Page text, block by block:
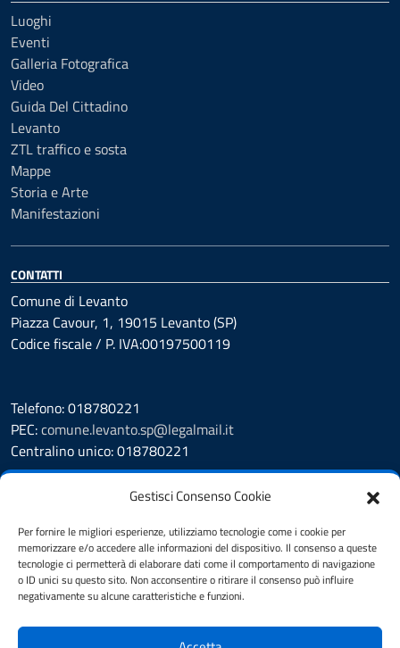
Gestisci Consenso Cookie
Per fornire le migliori esperienze, utilizziamo tecnologie come i cookie per
memorizzare e/o accedere alle informazioni del dispositivo. Il consenso a queste
tecnologie ci permetterà di elaborare dati come il comportamento di navigazione
o ID unici su questo sito. Non acconsentire o ritirare il consenso può influire
negativamente su alcune caratteristiche e funzioni.
Luoghi
Eventi
Galleria Fotografica
Video
Guida Del Cittadino
Levanto
ZTL traffico e sosta
Mappe
Storia e Arte
Manifestazioni
CONTATTI
Comune di Levanto
Piazza Cavour, 1, 19015 Levanto (SP)
Codice fiscale / P. IVA:00197500119
Telefono: 018780221
PEC:comune.levanto.sp@legalmail.it
Centralino unico: 018780221
Prenotazione appuntamento
Segnalazione disservizio
Whistleblowing
Amministrazione Trasparente
Albo Pretorio
Informativa privacy